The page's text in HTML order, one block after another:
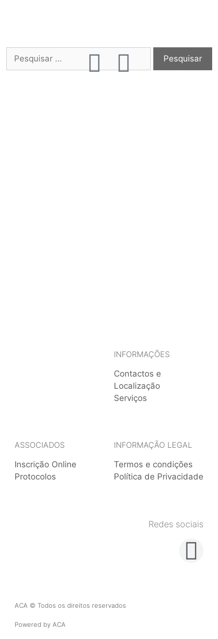
INFORMAÇÕES
Contactos e
Localização
Serviços
ASSOCIADOS
Inscrição Online
Protocolos
INFORMAÇÃO LEGAL
Termos e condições
Política de Privacidade
Redes sociais
ACA © Todos os direitos reservados
Powered by ACA